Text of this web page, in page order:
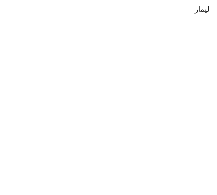
ليمار